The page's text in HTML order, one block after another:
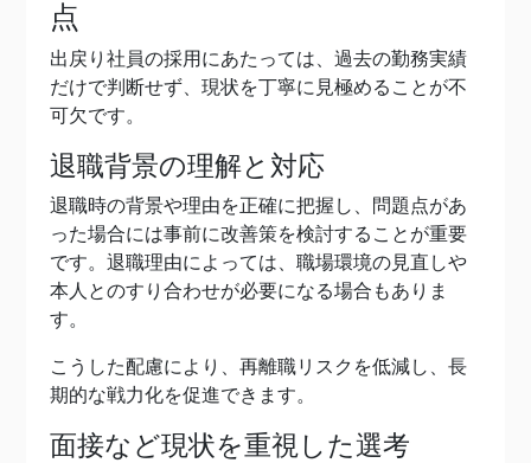
点
出戻り社員の採用にあたっては、過去の勤務実績
だけで判断せず、現状を丁寧に見極めることが不
可欠です。
退職背景の理解と対応
退職時の背景や理由を正確に把握し、問題点があ
った場合には事前に改善策を検討することが重要
です。退職理由によっては、職場環境の見直しや
本人とのすり合わせが必要になる場合もありま
す。
こうした配慮により、再離職リスクを低減し、長
期的な戦力化を促進できます。
面接など現状を重視した選考